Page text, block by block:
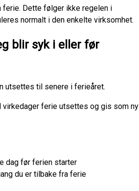
Dette følger ikke regelen i
normalt i den enkelte virksomhet.
blir syk i eller før
utsettes til senere i ferieåret.
virkedager ferie utsettes og gis som ny
dag før ferien starter
du er tilbake fra ferie